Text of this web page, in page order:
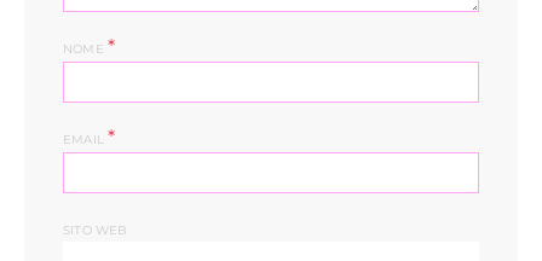
NOME *
EMAIL*
SITO WEB